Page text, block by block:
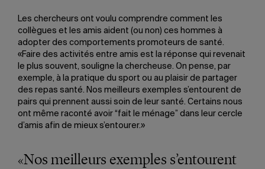
Les chercheurs ont voulu comprendre comment les
collègues et les amis aident (ou non) ces hommes à
adopter des comportements promoteurs de santé.
«Faire des activités entre amis est la réponse qui revenait
le plus souvent, souligne la chercheuse. On pense, par
exemple, à la pratique du sport ou au plaisir de partager
des repas santé. Nos meilleurs exemples s’entourent de
pairs qui prennent aussi soin de leur santé. Certains nous
ont même raconté avoir “fait le ménage” dans leur cercle
d’amis afin de mieux s’entourer.»
«Nos meilleurs exemples s’entourent